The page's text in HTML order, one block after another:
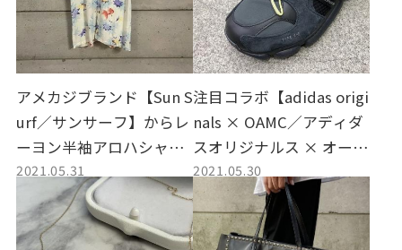
アメカジブランド【Sun S
urf／サンサーフ】からレ
ーヨン半袖アロハシャツ
買取しました。
2021.05.31
注目コラボ【adidas origi
nals × OAMC／アディダ
スオリジナルス × オーエ
ーエムシー】からTYPE 0-
6買取しました。
2021.05.30